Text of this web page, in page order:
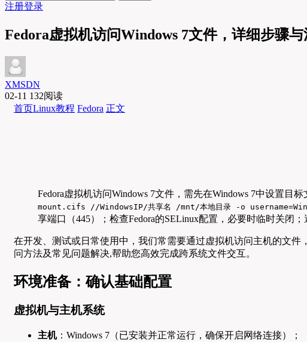
注册登录
Fedora虚拟机访问Windows 7文件，详细步骤
XMSDN
02-11 132阅读
首页Linux教程 Fedora 正文
Fedora虚拟机访问Windows 7文件，需先在Windows 7中设置目
mount.cifs //WindowsIP/共享名 /mnt/本地目录 -o
享端口（445）；检查Fedora的SELinux配置，必要时临时关闭
在开发、测试或日常使用中，我们常需要通过虚拟机访问主机的文件
问方法及常见问题解决,帮助您高效完成跨系统文件交互。
环境准备：确认基础配置
虚拟机与主机系统
主机：Windows 7（已安装并正常运行，确保开启网络连接）；